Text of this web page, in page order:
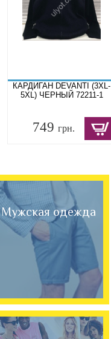
КАРДИГАН DEVANTI (3XL-
5XL) ЧЕРНЫЙ 72211-1
749 грн.
Мужская одежда